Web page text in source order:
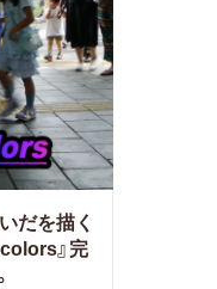
だを描く
』完